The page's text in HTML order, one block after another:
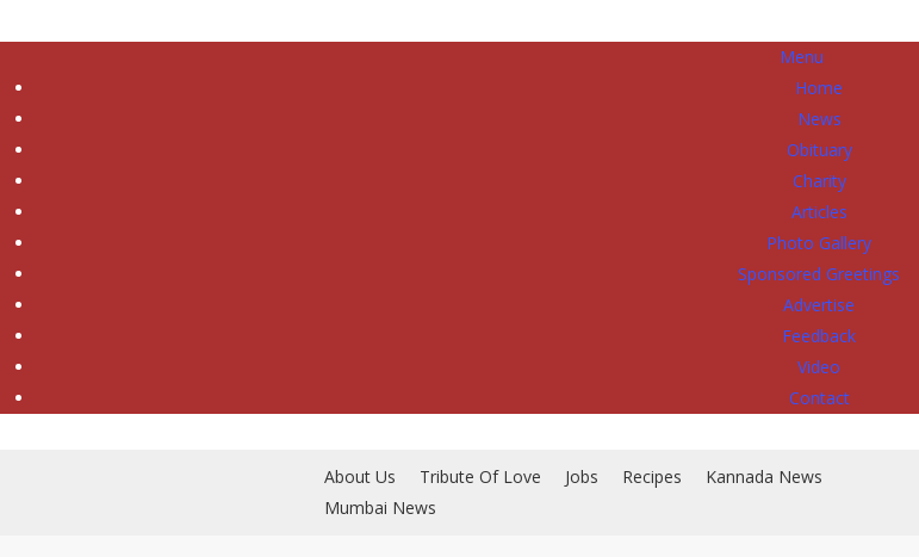
to
Menu
Home
News
Obituary
Charity
Articles
Photo Gallery
Sponsored Greetings
Advertise
Feedback
Video
Contact
About Us Tribute Of Love Jobs Recipes
Kannada News
Mumbai News